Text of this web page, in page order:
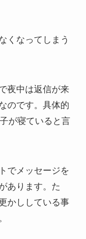
くなってしまう
夜中は返信が来
のです。具体的
が寝ていると言
でメッセージを
あります。た
かししている事